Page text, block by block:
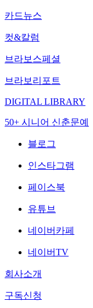
카드뉴스
컷&칼럼
브라보스페셜
브라보리포트
DIGITAL LIBRARY
50+ 시니어 신춘문예
블로그
인스타그램
페이스북
유튜브
네이버카페
네이버TV
회사소개
구독신청